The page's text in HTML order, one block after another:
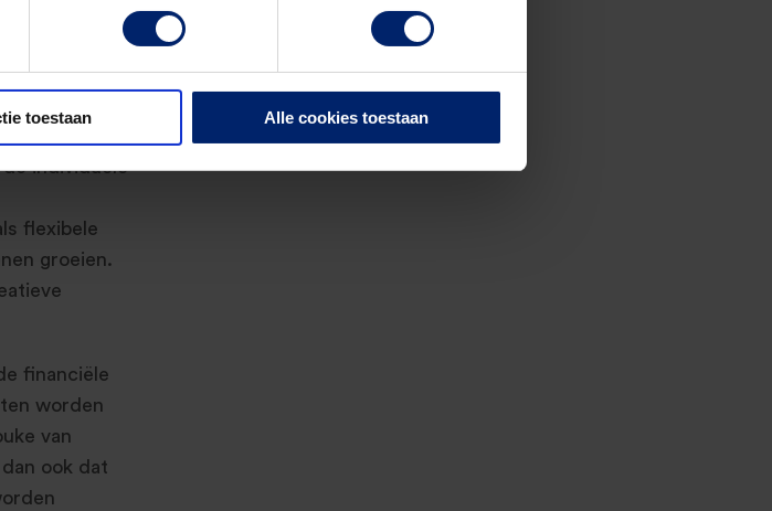
toestaan Alle cookies toestaan
te binden. De
de
individuele
flexibele
groeien.
financiële
worden
van
ook dat